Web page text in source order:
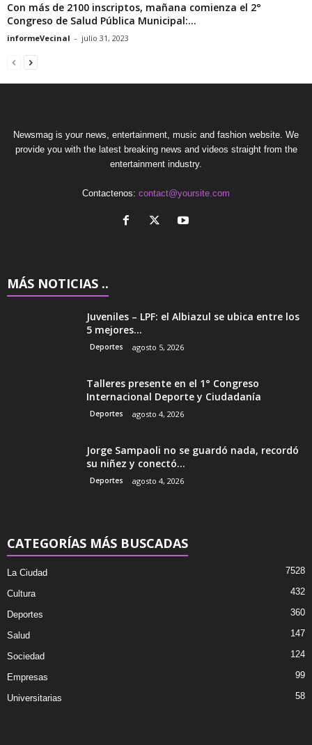
Con más de 2100 inscriptos, mañana comienza el 2°
Congreso de Salud Pública Municipal:...
informeVecinal - julio 31, 2023
Newsmag is your news, entertainment, music and fashion website. We
provide you with the latest breaking news and videos straight from the
entertainment industry.
Contactenos: contact@yoursite.com
MÁS NOTICIAS ..
Juveniles – LPF: el Albiazul se ubica entre los
5 mejores...
Deportes agosto 5, 2026
Talleres presente en el 1° Congreso
Internacional Deporte y Ciudadanía
Deportes agosto 4, 2026
Jorge Sampaoli no se guardó nada, recordó
su niñez y conectó...
Deportes agosto 4, 2026
CATEGORÍAS MÁS BUSCADAS
La Ciudad 7528
Cultura 432
Deportes 360
Salud 147
Sociedad 124
Empresas 99
Universitarias 58